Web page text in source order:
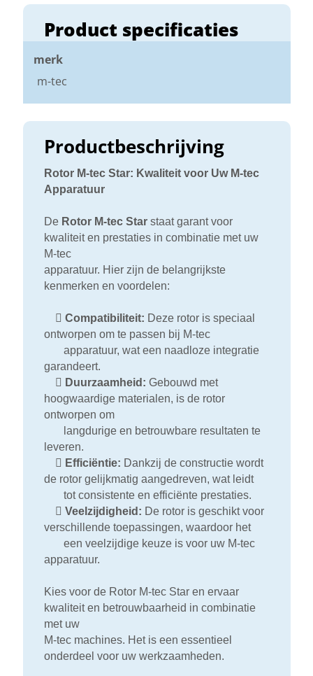
Productbeschrijving
Rotor M-tec Star: Kwaliteit voor Uw M-tec
Apparatuur
De Rotor M-tec Star staat garant voor
kwaliteit en prestaties in combinatie met uw
M-tec
apparatuur. Hier zijn de belangrijkste
kenmerken en voordelen:
 Compatibiliteit: Deze rotor is speciaal
ontworpen om te passen bij M-tec
apparatuur, wat een naadloze integratie
garandeert.
 Duurzaamheid: Gebouwd met
hoogwaardige materialen, is de rotor
ontworpen om
langdurige en betrouwbare resultaten te
leveren.
 Efficiëntie: Dankzij de constructie wordt
de rotor gelijkmatig aangedreven, wat leidt
tot consistente en efficiënte prestaties.
 Veelzijdigheid: De rotor is geschikt voor
verschillende toepassingen, waardoor het
een veelzijdige keuze is voor uw M-tec
apparatuur.
Kies voor de Rotor M-tec Star en ervaar
kwaliteit en betrouwbaarheid in combinatie
met uw
M-tec machines. Het is een essentieel
onderdeel voor uw werkzaamheden.
Product specificaties
merk
m-tec